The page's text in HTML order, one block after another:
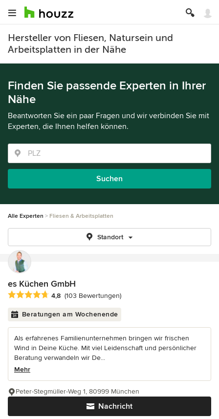
Hersteller von Fliesen, Natursein und
Arbeitsplatten in der Nähe
Finden Sie passende Experten in Ihrer
Nähe
Beantworten Sie ein paar Fragen und wir verbinden Sie mit
Experten, die Ihnen helfen können.
Suchen
Alle Experten Fliesen & Arbeitsplatten
Standort
es Küchen GmbH
Durchschnittliche Bewertung: 4.8 von 5 Sternen
4,8 (103 Bewertungen)
Beratungen am Wochenende
Als erfahrenes Familienunternehmen bringen wir frischen
Wind in Deine Küche. Mit viel Leidenschaft und persönlicher
Beratung verwandeln wir De...
Mehr
Nachricht
Peter-Stegmüller-Weg 1, 80999 München